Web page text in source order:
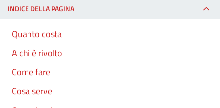
INDICE DELLA PAGINA
Quanto costa
A chi è rivolto
Come fare
Cosa serve